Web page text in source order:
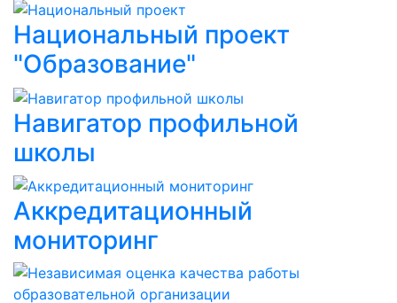
Национальный проект
"Образование"
Навигатор профильной
школы
Аккредитационный
мониторинг